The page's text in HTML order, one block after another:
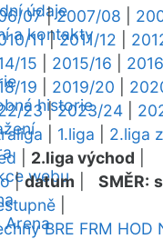
údaje
a kontakty
historie
webu
Arena
07|2007/08
11|2011/12
15
2015/16
19
2019/20
23|2023/24
1.liga 2.liga
2.liga východ
|datum SMĚR:
BRE FRM HOD